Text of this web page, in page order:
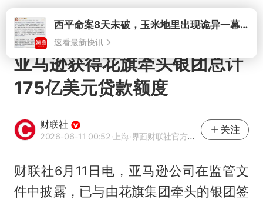
打开西平命案8天未破，玉米地里出现诡异一幕，我突然想起了欧金中
速看最新快讯
亚马逊获得花旗牵头银团总计
175亿美元贷款额度
财联社
2026-06-11 00:52·上海·界面财联社官方账号
关注
财联社6月11日电，亚马逊公司在监管文
件中披露，已与由花旗集团牵头的银团签